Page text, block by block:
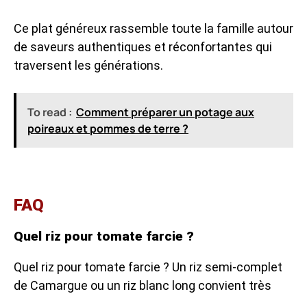
Ce plat généreux rassemble toute la famille autour
de saveurs authentiques et réconfortantes qui
traversent les générations.
To read : Comment préparer un potage aux
poireaux et pommes de terre ?
FAQ
Quel riz pour tomate farcie ?
Quel riz pour tomate farcie ? Un riz semi-complet
de Camargue ou un riz blanc long convient très